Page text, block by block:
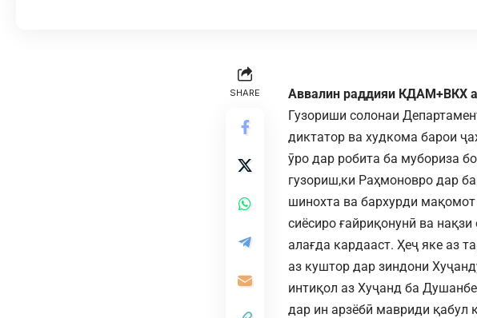
SHARE
Аввалин раддияи КДАМ+ВКХ
Гузориши солонаи
диктатор ва худкома барои
ӯро дар робита ба мубориза
гузориш,ки Раҳмоновро дар
шинохта ва бархурди
сиёсиро ғайриқонунӣ ва
алағда кардааст. Ҳеҷ яке аз
аз куштор дар зиндони
интиқол аз Хуҷанд ба
дар ин арзёбӣ мавриди қабул